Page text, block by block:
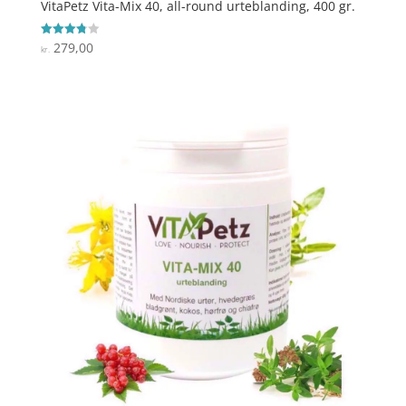
VitaPetz Vita-Mix 40, all-round urteblanding, 400 gr.
Vurderet
3.8
kr.279,00